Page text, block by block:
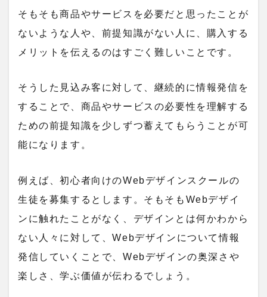
そもそも商品やサービスを必要だと思ったことが
ないような人や、前提知識がない人に、購入する
メリットを伝えるのはすごく難しいことです。
そうした見込み客に対して、継続的に情報発信を
することで、商品やサービスの必要性を理解する
ための前提知識を少しずつ蓄えてもらうことが可
能になります。
例えば、初心者向けのWebデザインスクールの
生徒を募集するとします。そもそもWebデザイ
ンに触れたことがなく、デザインとは何かわから
ない人々に対して、Webデザインについて情報
発信していくことで、Webデザインの奥深さや
楽しさ、学ぶ価値が伝わるでしょう。